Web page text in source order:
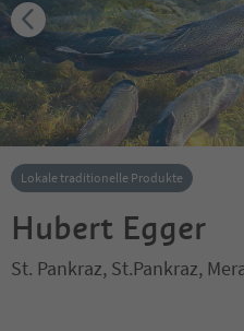
Lokale traditionelle Produkte
Hubert Egger
St. Pankraz, St.Pankraz,